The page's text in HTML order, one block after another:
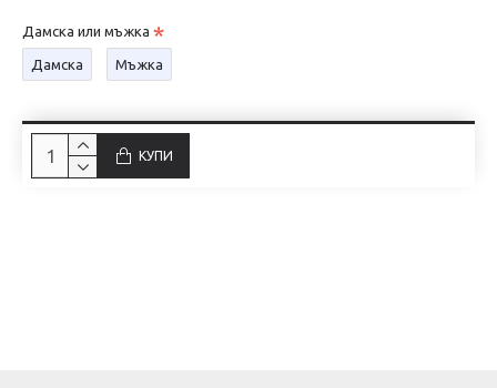
Дамска или мъжка
Дамска Мъжка
КУПИ